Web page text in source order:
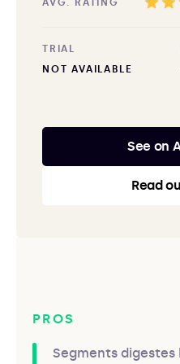
AVG. RATING
TRIAL
NOT AVAILABLE
See on
Read
PROS
Segments digestes